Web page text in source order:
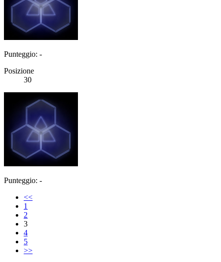
Punteggio: -
Posizione
30
Punteggio: -
<<
1
2
3
4
5
>>